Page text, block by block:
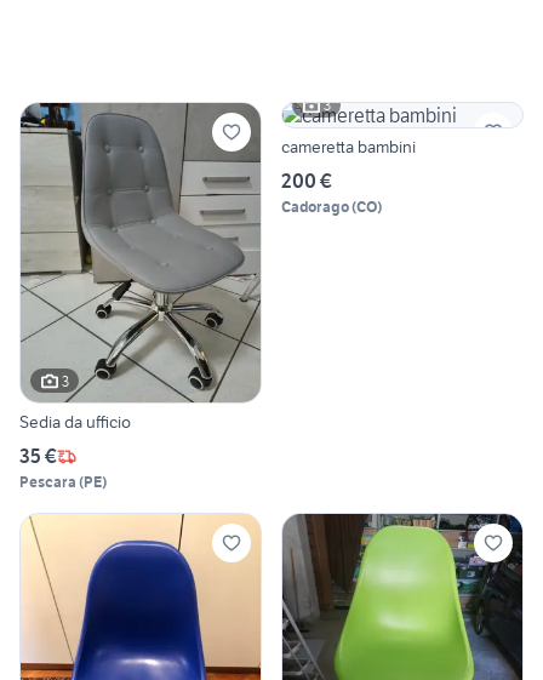
3
Sedia da ufficio
35 €
Pescara (PE)
3
cameretta bambini
200 €
Cadorago(CO)